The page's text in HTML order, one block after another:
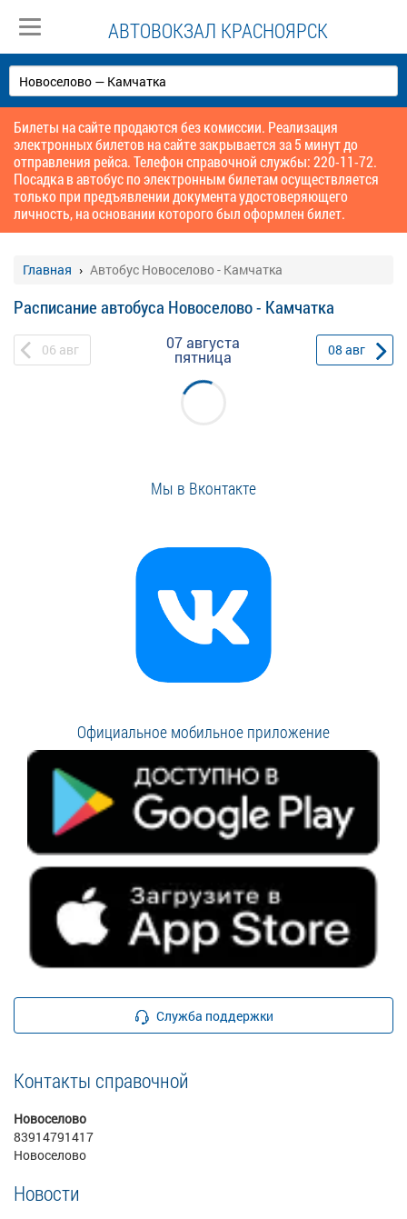
АВТОВОКЗАЛ КРАСНОЯРСК
Билеты на сайте продаются без комиссии. Реализация
электронных билетов на сайте закрывается за 5 минут до
отправления рейса. Телефон справочной службы: 220-11-72.
Посадка в автобус по электронным билетам осуществляется
только при предъявлении документа удостоверяющего
личность, на основании которого был оформлен билет.
Главная Автобус Новоселово - Камчатка
Расписание автобуса Новоселово - Камчатка
06 авг 07 августа
пятница 08 авг
Мы в Вконтакте
Официальное мобильное приложение
Служба поддержки
Контакты справочной
Новоселово
83914791417
Новоселово
Новости